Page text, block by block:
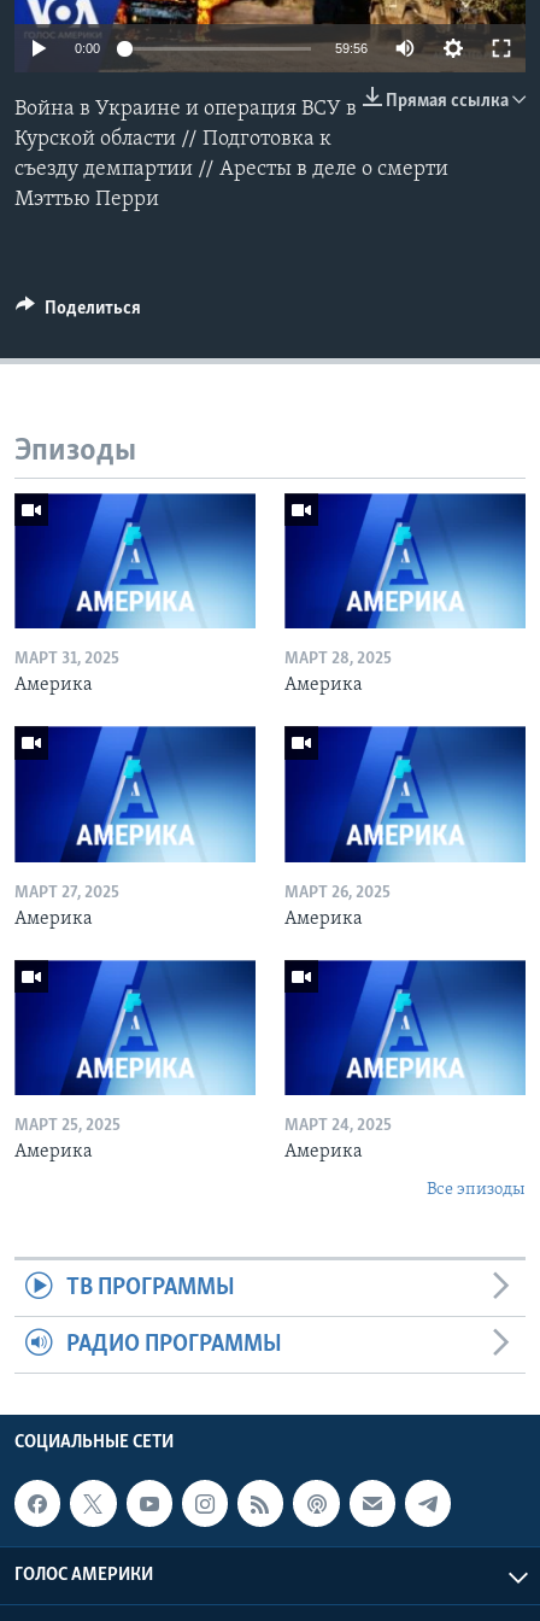
Learning English
СОЦИАЛЬНЫЕ СЕТИ
0:00 59:56
Прямая ссылка
Война в Украине и операция ВСУ в
Курской области // Подготовка к
съезду демпартии // Аресты в деле о смерти
Мэттью Перри
Поделиться
Эпизоды
МАРТ 31, 2025
Америка
МАРТ 28, 2025
Америка
МАРТ 27, 2025
Америка
МАРТ 26, 2025
Америка
МАРТ 25, 2025
Америка
МАРТ 24, 2025
Америка
Все эпизоды
ТВ ПРОГРАММЫ
РАДИО ПРОГРАММЫ
СОЦИАЛЬНЫЕ СЕТИ
ГОЛОС АМЕРИКИ